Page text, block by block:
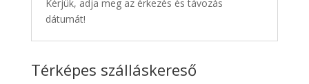
Kérjük, adja meg az érkezés és távozás
dátumát!
Térképes szálláskereső